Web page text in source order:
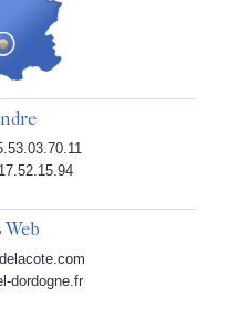
dordogne.fr